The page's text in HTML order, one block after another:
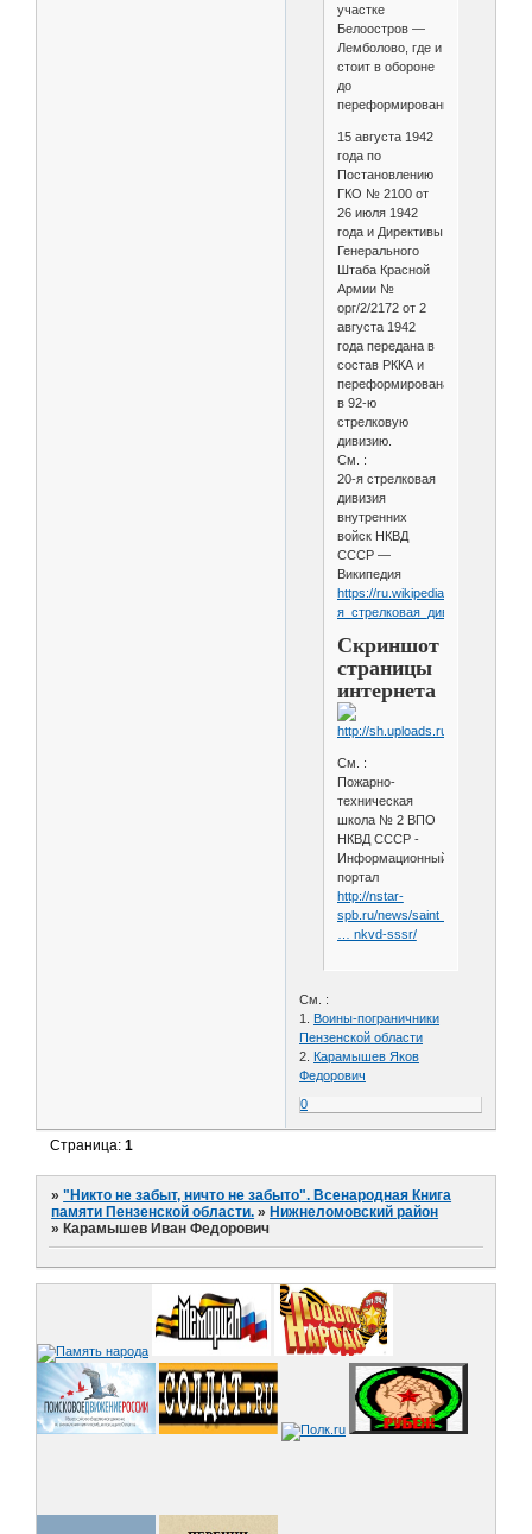
участке
Белоостров —
Лемболово, где и
стоит в обороне
до
переформирования.
15 августа 1942
года по
Постановлению
ГКО № 2100 от
26 июля 1942
года и Директивы
Генерального
Штаба Красной
Армии №
орг/2/2172 от 2
августа 1942
года передана в
состав РККА и
переформирована
в 92-ю
стрелковую
дивизию.
См. :
20-я стрелковая
дивизия
внутренних
войск НКВД
СССР —
Википедия
https://ru.wikipedia.org/wiki/20-
Скриншот
страницы
интернета
См. :
Пожарно-
техническая
школа № 2 ВПО
НКВД СССР -
Информационный
портал
http://nstar-
spb.ru/news/saint_petersbu
… nkvd-sssr/
См. :
1. Воины-пограничники
Пензенской области
2. Карамышев Яков
Федорович
0
Страница:1
»"Никто не забыт, ничто не забыто". Всенародная Книга
памяти Пензенской области. » Нижнеломовский район
» Карамышев Иван Федорович